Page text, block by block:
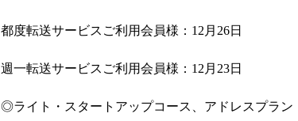
都度転送サービスご利用会員様：12月26日
週一転送サービスご利用会員様：12月23日
◎ライト・スタートアップコース、アドレスプラン